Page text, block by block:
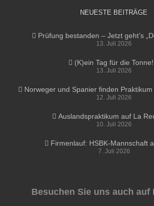
NEUESTE BEITRÄGE
Prüfung bestanden – Jetzt geht’s
13. Juli 2026
(K)ein Tag für die Tonne!
13. Juli 2026
Norweger und Spanier finden
12. Juli 2026
Auslandspraktikum auf La
10. Juli 2026
Firmenlauf: HSBK-Mannschaft
7. Juli 2026
Besuchen Sie uns auch auf